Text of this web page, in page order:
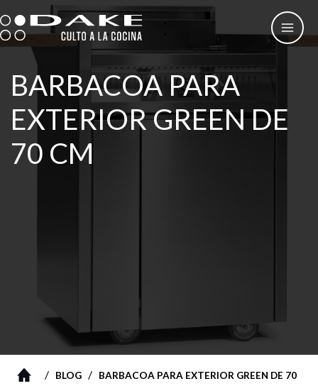
al
contenido
BARBACOA PARA
EXTERIOR GREEN DE
70 CM
/ BLOG/
BARBACOA PARA EXTERIOR GREEN DE 70